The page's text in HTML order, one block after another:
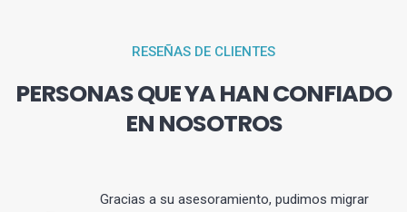
RESEÑAS DE CLIENTES
PERSONAS QUE YA HAN CONFIADO
EN NOSOTROS
Gracias a su asesoramiento, pudimos migrar